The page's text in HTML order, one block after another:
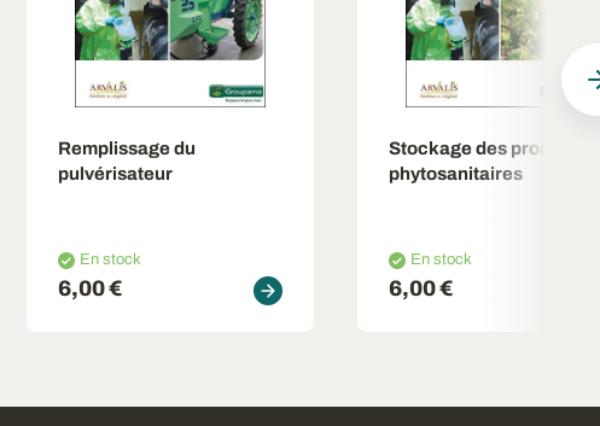
Remplissage du
pulvérisateur
En stock
6,00 €
Stockage des produits
phytosanitaires
En stock
6,00 €